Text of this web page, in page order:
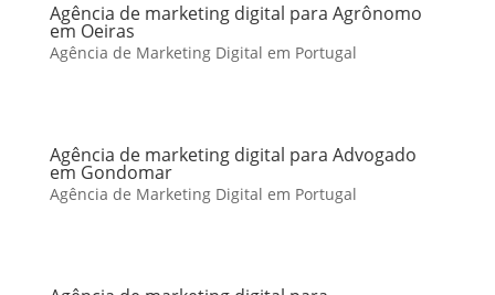
Agência de marketing digital para Agrônomo
em Oeiras
Agência de Marketing Digital em Portugal
Agência de marketing digital para Advogado
em Gondomar
Agência de Marketing Digital em Portugal